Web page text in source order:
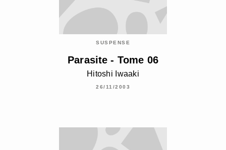
SUSPENSE
Parasite - Tome 06
Hitoshi Iwaaki
26/11/2003